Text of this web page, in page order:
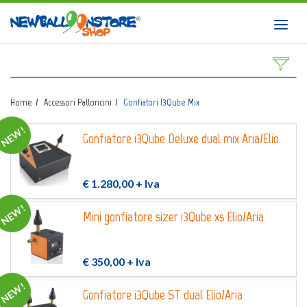
HOME
CATALOGO
CHI SIAMO
INVIO LOGO
CONTATTI
Home Accessori Palloncini Gonfiatori I3Qube Mix
Gonfiatore i3Qube Deluxe dual mix Aria/Elio
€ 1.280,00 + Iva
Mini gonfiatore sizer i3Qube xs Elio/Aria
€ 350,00 + Iva
Gonfiatore i3Qube ST dual Elio/Aria